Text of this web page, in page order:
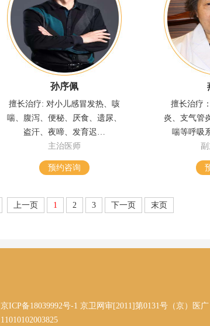
孙序佩
擅长治疗: 对小儿感冒发热、咳
喘、腹泻、便秘、厌食、遗尿、
盗汗、夜啼、发育迟…
主治医师
预约咨询
擅长治疗
炎、支气管
喘等呼吸
上一页 1 2 3 下一页 末页
京ICP备18039992号-1 京卫网审[2011]第0131号（京）医
11010102003825